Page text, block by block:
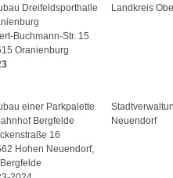
Dreifeldsporthalle
Buchmann-Str. 15
Oranienburg
Landkreis
einer Parkpalette
Bergfelde
16
Hohen Neuendorf,
Neuendorf